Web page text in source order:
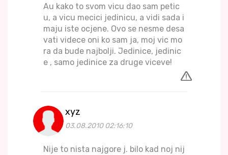
Au kako to svom vicu dao sam petic
u, a vicu mecici jedinicu, a vidi sada i
maju iste ocjene. Ovo se nesme desa
vati videce oni ko sam ja, moj vic mo
ra da bude najbolji. Jedinice, jedinic
e , samo jedinice za druge viceve!
xyz
03.08.2010 02:16:10
Nije to nista najgore j. bilo kad noj nij